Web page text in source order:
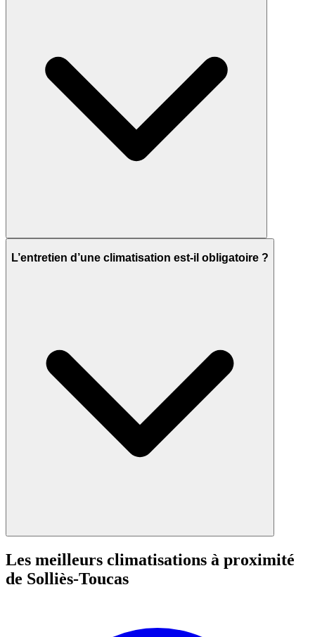
L’entretien d’une climatisation est-il obligatoire ?
Les meilleurs climatisations à proximité
de Solliès-Toucas